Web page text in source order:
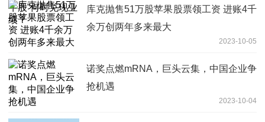
库克抛售51万股苹果股票领工资 进账4千
余万创两年多来最大
2023-10-05
诺奖点燃mRNA，巨头云集，中国企业争
抢机遇
2023-10-04